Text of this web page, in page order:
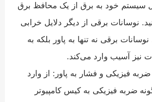
سیستم خود به برق از یک محافظ برق
نوسانات برقی از دیگر دلایل خرابی
برقی نه تنها به پاور بلکه به
نیز آسیب وارد می‌کند.
فیزیکی و فشار به پاور: از وارد
ضربه فیزیکی به کیس کامپیوتر